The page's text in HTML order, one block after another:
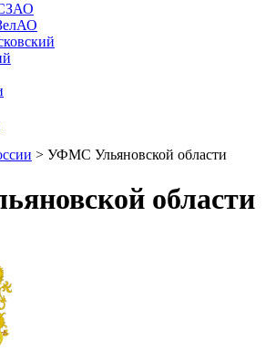
> УФМС Ульяновской области
области